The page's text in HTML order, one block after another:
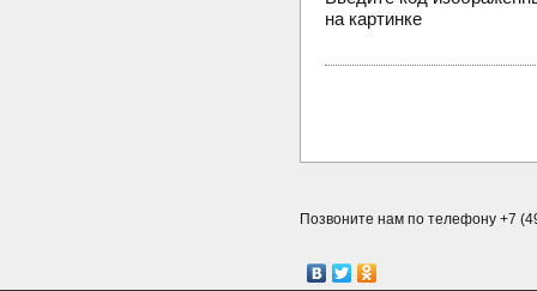
на картинке
Позвоните нам по телефону +7